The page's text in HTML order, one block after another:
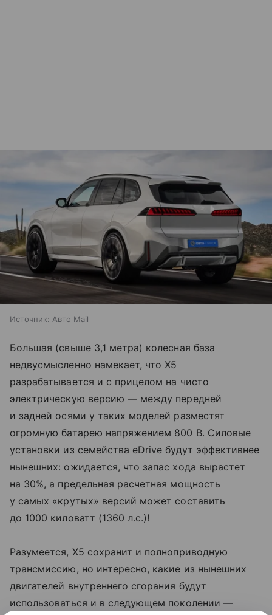
Источник: Авто Mail
Большая (свыше 3,1 метра) колесная база
недвусмысленно намекает, что X5
разрабатывается и с прицелом на чисто
электрическую версию — между передней
и задней осями у таких моделей разместят
огромную батарею напряжением 800 В. Силовые
установки из семейства eDrive будут эффективнее
нынешних: ожидается, что запас хода вырастет
на 30%, а предельная расчетная мощность
у самых «крутых» версий может составить
до 1000 киловатт (1360 л.с.)!
Разумеется, X5 сохранит и полноприводную
трансмиссию, но интересно, какие из нынешних
двигателей внутреннего сгорания будут
использоваться и в следующем поколении —